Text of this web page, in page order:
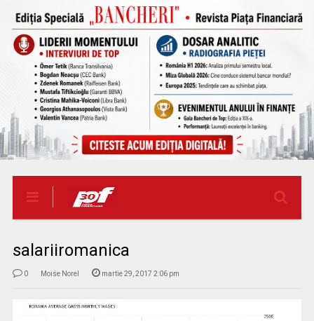
salariiromanica
0 Moise Norel martie 29, 2017 2:06 pm